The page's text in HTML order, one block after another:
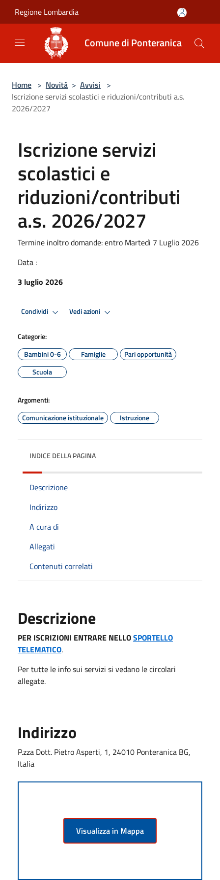
Regione Lombardia
Comune di Ponteranica
Home > Novità > Avvisi >
Iscrizione servizi scolastici e riduzioni/contributi a.s.
2026/2027
Iscrizione servizi
scolastici e
riduzioni/contributi
a.s. 2026/2027
Termine inoltro domande: entro Martedì 7 Luglio 2026
Data :
3 luglio 2026
Condividi Vedi azioni
Categorie:
Bambini 0-6
Famiglie
Pari opportunità
Scuola
Argomenti:
Comunicazione istituzionale
Istruzione
INDICE DELLA PAGINA
Descrizione
Indirizzo
A cura di
Allegati
Contenuti correlati
Descrizione
PER ISCRIZIONI ENTRARE NELLOSPORTELLO
TELEMATICO.
Per tutte le info sui servizi si vedano le circolari
allegate.
Indirizzo
P.zza Dott. Pietro Asperti, 1, 24010 Ponteranica BG,
Italia
Visualizza in Mappa